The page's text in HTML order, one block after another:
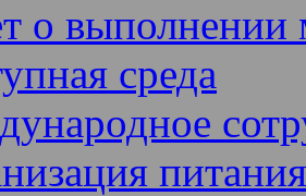
о выполнении
среда